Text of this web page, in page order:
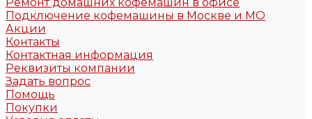
Подключение кофемашины в Москве и МО
Акции
Контакты
Контактная информация
Реквизиты компании
Задать вопрос
Помощь
Покупки